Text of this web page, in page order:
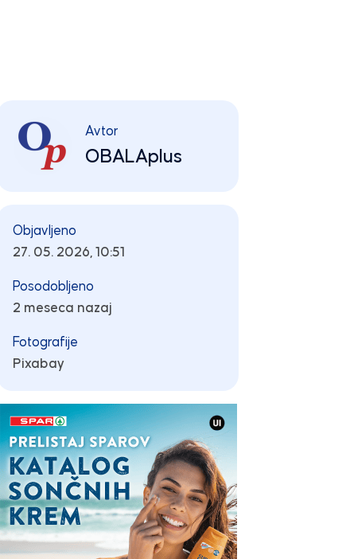
Avtor
OBALAplus
Objavljeno
27. 05. 2026, 10:51
Posodobljeno
2 meseca nazaj
Fotografije
Pixabay